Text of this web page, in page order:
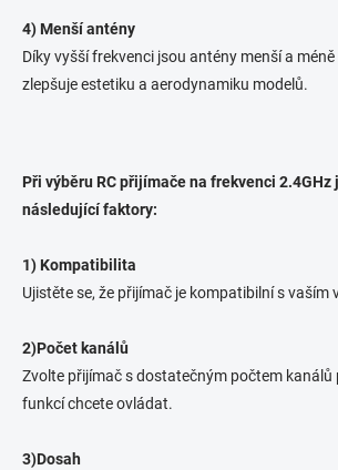
4) Menší antény
Díky vyšší frekvenci jsou antény menší a
zlepšuje estetiku a aerodynamiku modelů.
Při výběru RC přijímače na frekvenci
následující faktory:
1) Kompatibilita
Ujistěte se, že přijímač je kompatibilní s vaším
2)Počet kanálů
Zvolte přijímač s dostatečným počtem kanálů
funkcí chcete ovládat.
3)Dosah